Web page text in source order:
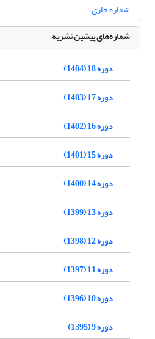
شماره جاری
شماره‌های پیشین نشریه
دوره 18 (1404)
دوره 17 (1403)
دوره 16 (1402)
دوره 15 (1401)
دوره 14 (1400)
دوره 13 (1399)
دوره 12 (1398)
دوره 11 (1397)
دوره 10 (1396)
دوره 9 (1395)